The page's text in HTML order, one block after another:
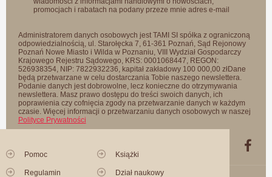
promocjach i rabatach na podany przeze mnie adres e-mail
Administratorem danych osobowych jest TAMI SI spółka z ograniczoną
odpowiedzialnością, ul. Starołęcka 7, 61-361 Poznań, Sąd Rejonowy
Poznań Nowe Miasto i Wilda w Poznaniu, VIII Wydział Gospodarczy
Krajowego Rejestru Sądowego, KRS: 0001068447, REGON:
526938354, NIP: 7822932236, kapitał zakładowy 100 000,00 złDane
będą przetwarzane w celu dostarczania Tobie naszego newslettera.
Podanie danych jest dobrowolne, lecz konieczne do otrzymywania
newslettera. Masz prawo dostępu do treści swoich danych, ich
poprawienia czy cofnięcia zgody na przetwarzanie danych w każdym
czasie. Więcej informacji o przetwarzaniu danych osobowych w naszej
Polityce Prywatności
Pomoc
Regulamin
Książki
Dział naukowy